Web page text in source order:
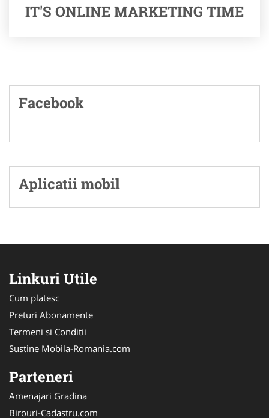
IT'S ONLINE MARKETING TIME
Facebook
Aplicatii mobil
Linkuri Utile
Cum platesc
Preturi Abonamente
Termeni si Conditii
Sustine Mobila-Romania.com
Parteneri
Amenajari Gradina
Birouri-Cadastru.com